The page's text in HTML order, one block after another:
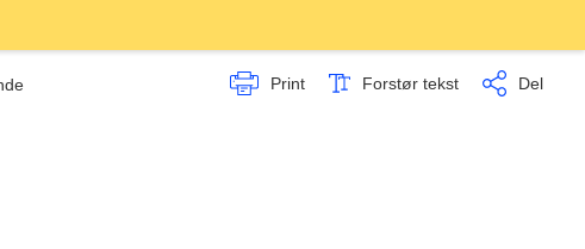
Print Forstør tekst Del